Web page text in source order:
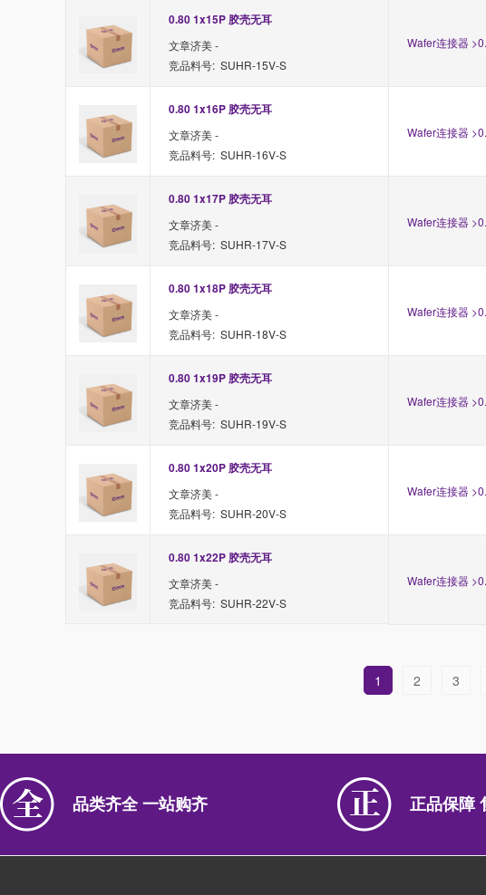
0.80 1x15P 胶壳无耳
文章济美 -
竞品料号: SUHR-15V-S
Wafer连接器
0.80 1x16P 胶壳无耳
文章济美 -
竞品料号: SUHR-16V-S
Wafer连接器
0.80 1x17P 胶壳无耳
文章济美 -
竞品料号: SUHR-17V-S
Wafer连接器
0.80 1x18P 胶壳无耳
文章济美 -
竞品料号: SUHR-18V-S
Wafer连接器
0.80 1x19P 胶壳无耳
文章济美 -
竞品料号: SUHR-19V-S
Wafer连接器
0.80 1x20P 胶壳无耳
文章济美 -
竞品料号: SUHR-20V-S
Wafer连接器
0.80 1x22P 胶壳无耳
文章济美 -
竞品料号: SUHR-22V-S
Wafer连接器
1 2 3
品类齐全 一站购齐 正品保障